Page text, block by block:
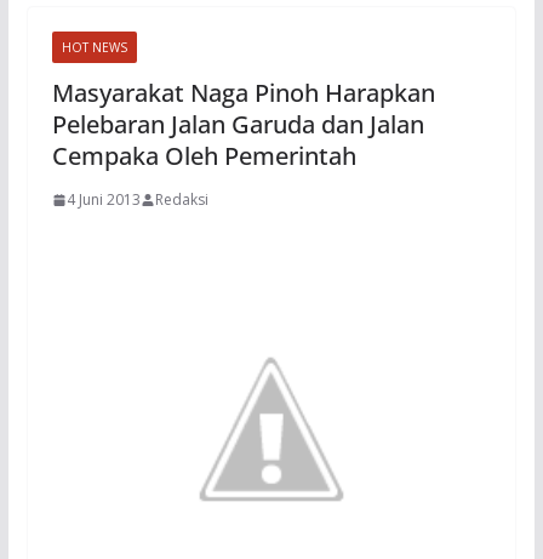
HOT NEWS
Masyarakat Naga Pinoh Harapkan
Pelebaran Jalan Garuda dan Jalan
Cempaka Oleh Pemerintah
4 Juni 2013 Redaksi